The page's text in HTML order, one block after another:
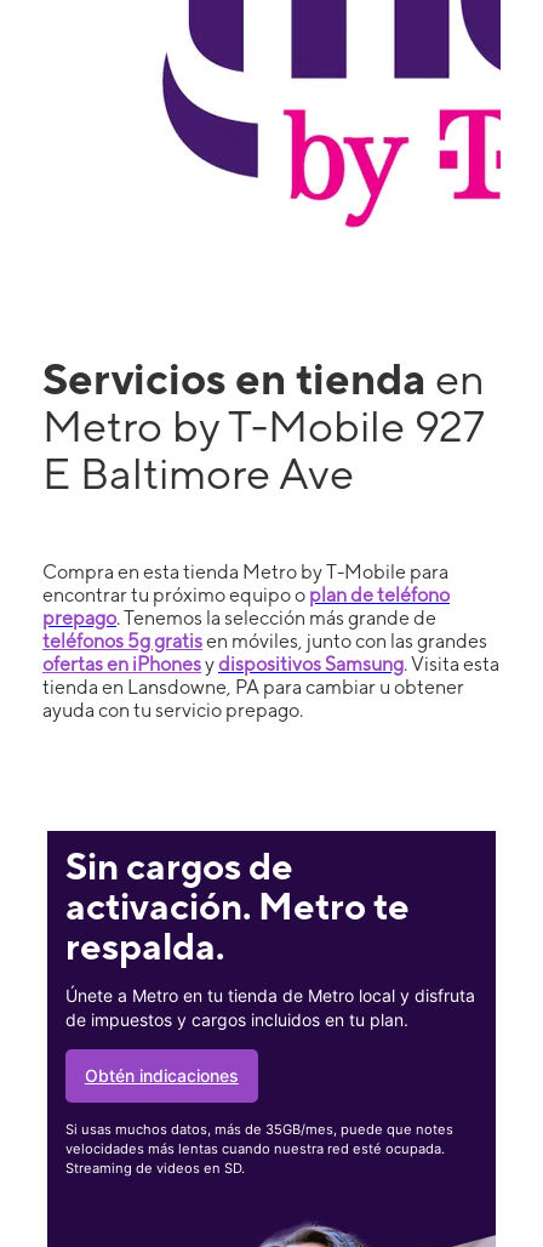
Servicios en tienda en
Metro by T-Mobile 927
E Baltimore Ave
Compra en esta tienda Metro by T-Mobile para
encontrar tu próximo equipo o plan de teléfono
prepago. Tenemos la selección más grande de
teléfonos 5g gratisen móviles, junto con las grandes
ofertas en iPhonesydispositivos Samsung. Visita esta
tienda en Lansdowne, PA para cambiar u obtener
ayuda con tu servicio prepago.
Sin cargos de
activación. Metro te
respalda.
Únete a Metro en tu tienda de Metro local y disfruta
de impuestos y cargos incluidos en tu plan.
Obtén indicaciones
Si usas muchos datos, más de 35GB/mes, puede que notes
velocidades más lentas cuando nuestra red esté ocupada.
Streaming de videos en SD.